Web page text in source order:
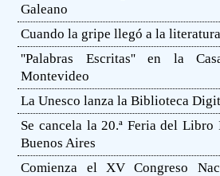
Galeano
Cuando la gripe llegó a la literatura
''Palabras Escritas'' en la
Montevideo
La Unesco lanza la Biblioteca
Se cancela la 20.ª Feria del
Buenos Aires
Comienza el XV Congreso